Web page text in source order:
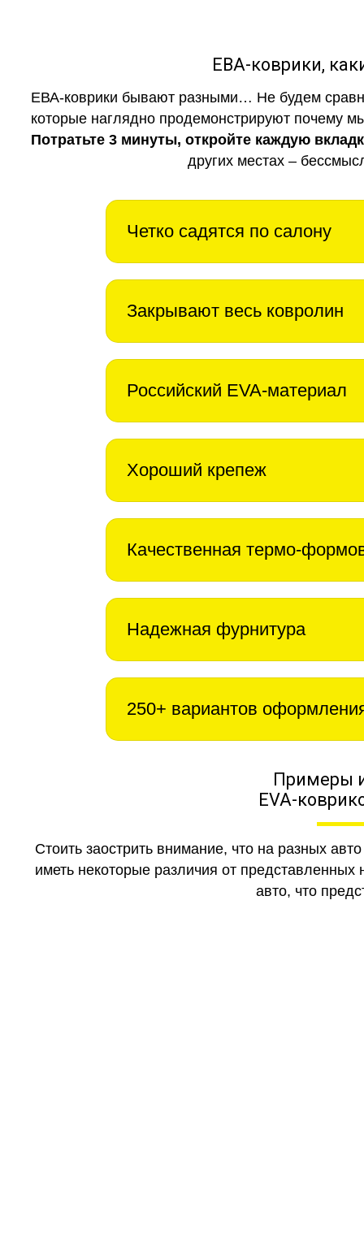
ЕВА-коврики,
ЕВА-коврики бывают разными… Не будем
которые наглядно продемонстрируют почему
Потратьте 3 минуты, откройте каждую
других местах –
Четко садятся по салону
Закрывают весь ковролин
Российский EVA-материал
Хороший крепеж
Качественная термо-
Надежная фурнитура
250+ вариантов
Примеры
EVA-
Стоить заострить внимание, что на разных
иметь некоторые различия от
авто, что